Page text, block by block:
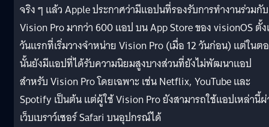
จริง ๆ แล้ว Apple ประกาศว่ามีแอปนที่รองรับการทำงานร่วมกับ
Vision Pro มากว่า 600 แอป บน App Store ของ visionOS ตั้
วันแรกที่เริ่มวางจำหน่าย Vision Pro (เมื่อ 12 วันก่อน) แต่ในต
นั้นยังมีแอปที่ได้รับความนิยมสูงบางส่วนที่ยังไม่พัฒนาแอป
สำหรับ Vision Pro โดยเฉพาะ เช่น Netflix, YouTube และ
Spotify เป็นต้น แต่ผู้ใช้ Vision Pro ยังสามารถใช้แอปเหล่านี้
เว็บเบราว์เซอร์ Safari บนอุปกรณ์ได้